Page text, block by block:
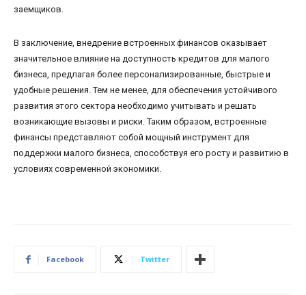
заемщиков.
В заключение, внедрение встроенных финансов оказывает
значительное влияние на доступность кредитов для малого
бизнеса, предлагая более персонализированные, быстрые и
удобные решения. Тем не менее, для обеспечения устойчивого
развития этого сектора необходимо учитывать и решать
возникающие вызовы и риски. Таким образом, встроенные
финансы представляют собой мощный инструмент для
поддержки малого бизнеса, способствуя его росту и развитию в
условиях современной экономики.
Facebook Twitter